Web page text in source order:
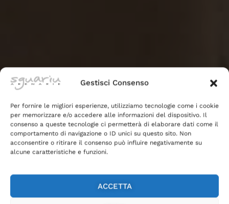
Gestisci Consenso
Per fornire le migliori esperienze, utilizziamo tecnologie come i cookie
per memorizzare e/o accedere alle informazioni del dispositivo. Il
consenso a queste tecnologie ci permetterà di elaborare dati come il
comportamento di navigazione o ID unici su questo sito. Non
acconsentire o ritirare il consenso può influire negativamente su
alcune caratteristiche e funzioni.
ACCETTA
Appliques in pietra